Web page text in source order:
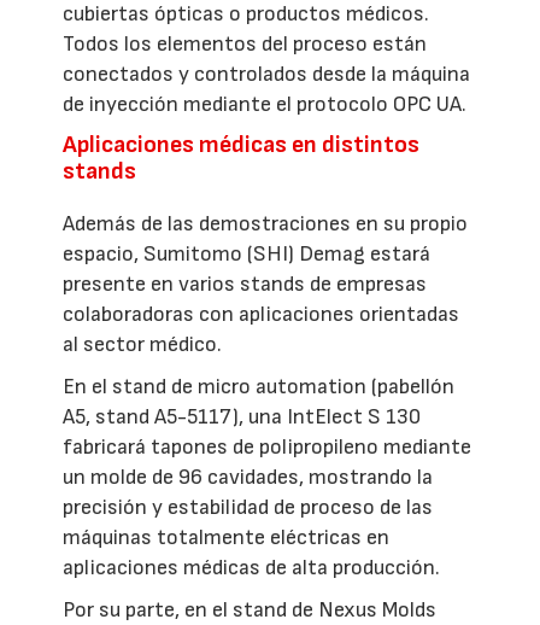
cubiertas ópticas o productos médicos.
Todos los elementos del proceso están
conectados y controlados desde la máquina
de inyección mediante el protocolo OPC UA.
Aplicaciones médicas en distintos
stands
Además de las demostraciones en su propio
espacio, Sumitomo (SHI) Demag estará
presente en varios stands de empresas
colaboradoras con aplicaciones orientadas
al sector médico.
En el stand de micro automation (pabellón
A5, stand A5-5117), una IntElect S 130
fabricará tapones de polipropileno mediante
un molde de 96 cavidades, mostrando la
precisión y estabilidad de proceso de las
máquinas totalmente eléctricas en
aplicaciones médicas de alta producción.
Por su parte, en el stand de Nexus Molds